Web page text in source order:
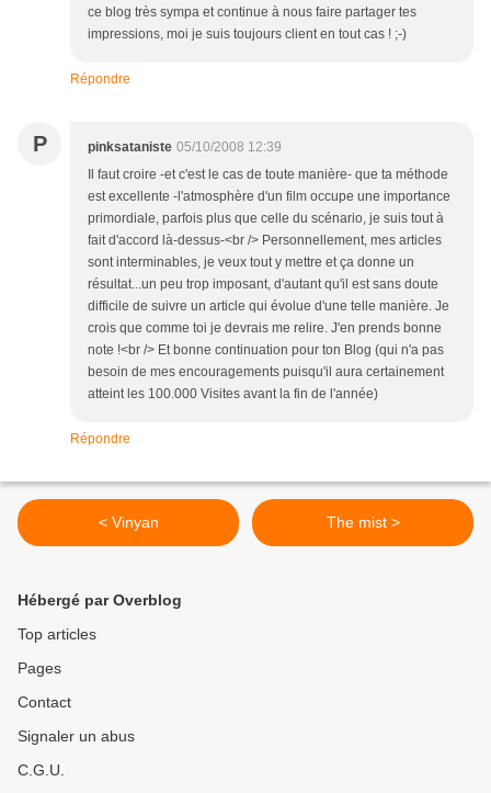
ce blog très sympa et continue à nous faire partager tes
impressions, moi je suis toujours client en tout cas ! ;-)
Répondre
P pinksataniste 05/10/2008 12:39
Il faut croire -et c'est le cas de toute manière- que ta méthode
est excellente -l'atmosphère d'un film occupe une importance
primordiale, parfois plus que celle du scénario, je suis tout à
fait d'accord là-dessus-<br /> Personnellement, mes articles
sont interminables, je veux tout y mettre et ça donne un
résultat...un peu trop imposant, d'autant qu'il est sans doute
difficile de suivre un article qui évolue d'une telle manière. Je
crois que comme toi je devrais me relire. J'en prends bonne
note !<br /> Et bonne continuation pour ton Blog (qui n'a pas
besoin de mes encouragements puisqu'il aura certainement
atteint les 100.000 Visites avant la fin de l'année)
Répondre
< Vinyan The mist >
Hébergé par Overblog
Top articles
Pages
Contact
Signaler un abus
C.G.U.